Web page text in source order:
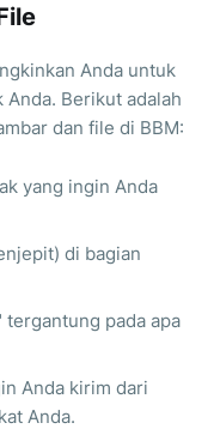
Anda untuk
Berikut adalah
dan file di BBM:
yang ingin Anda
di bagian
pada apa
Anda kirim dari
Anda.